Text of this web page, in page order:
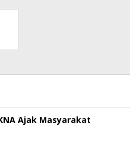
Ajak Masyarakat